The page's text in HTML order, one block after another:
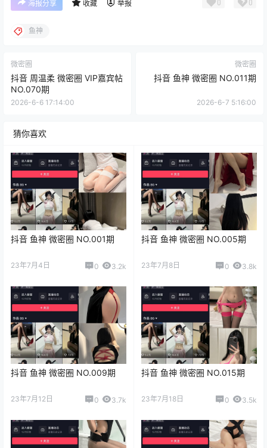
海报分享 收藏 举报
鱼神
微密圈
抖音 周温柔 微密圈 VIP嘉宾帖
NO.070期
2026-6-6 17:14:00
微密圈
抖音 鱼神 微密圈 NO.011期
2026-6-7 5:16:00
猜你喜欢
抖音 鱼神 微密圈 NO.001期
23年7月4日 0 3.2k
抖音 鱼神 微密圈 NO.005期
23年7月8日 0 3.8k
抖音 鱼神 微密圈 NO.009期
23年7月12日 0 3.7k
抖音 鱼神 微密圈 NO.015期
23年7月18日 0 3.5k